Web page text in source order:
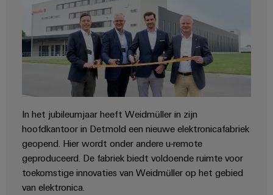
In het jubileumjaar heeft Weidmüller in zijn
hoofdkantoor in Detmold een nieuwe elektronicafabriek
geopend. Hier wordt onder andere u-remote
geproduceerd. De fabriek biedt voldoende ruimte voor
toekomstige innovaties van Weidmüller op het gebied
van elektronica.